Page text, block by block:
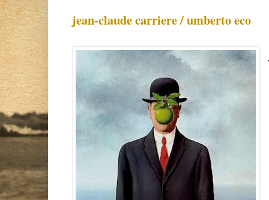
jean-claude carriere / umberto eco